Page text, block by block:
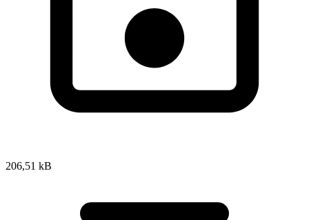
206,51 kB